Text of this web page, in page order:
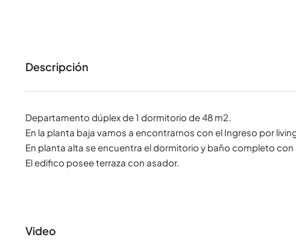
Descripción
Departamento dúplex de 1 dormitorio de 48 m2.
En la planta baja vamos a encontrarnos con el Ingreso por
En planta alta se encuentra el dormitorio y baño completo con
El edifico posee terraza con asador.
Video